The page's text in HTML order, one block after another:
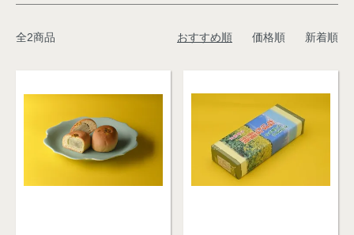
全2商品 おすすめ順 価格順 新着順